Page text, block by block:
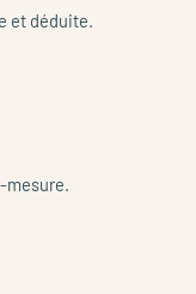
et déduite.
mesure.